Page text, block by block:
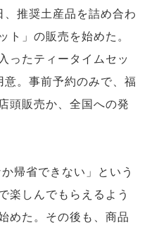
推奨土産品を詰め合わ
」の販売を始めた。
ったティータイムセッ
意。事前予約のみで、福
頭販売か、全国への発
帰省できない」という
楽しんでもらえるよう
めた。その後も、商品